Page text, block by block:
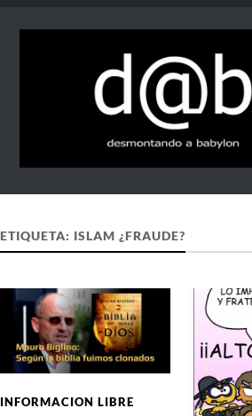
ETIQUETA: ISLAM ¿FRAUDE?
INFORMACION LIBRE